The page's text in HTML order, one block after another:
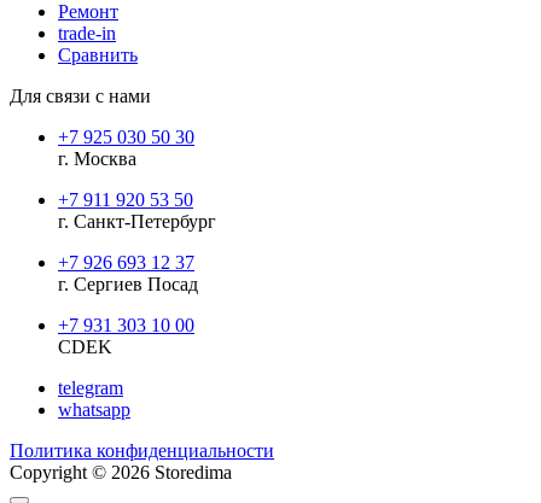
Ремонт
trade-in
Сравнить
Для связи с нами
+7 925 030 50 30
г. Москва
+7 911 920 53 50
г. Санкт-Петербург
+7 926 693 12 37
г. Сергиев Посад
+7 931 303 10 00
CDEK
telegram
whatsapp
Политика конфиденциальности
Copyright © 2026 Storedima